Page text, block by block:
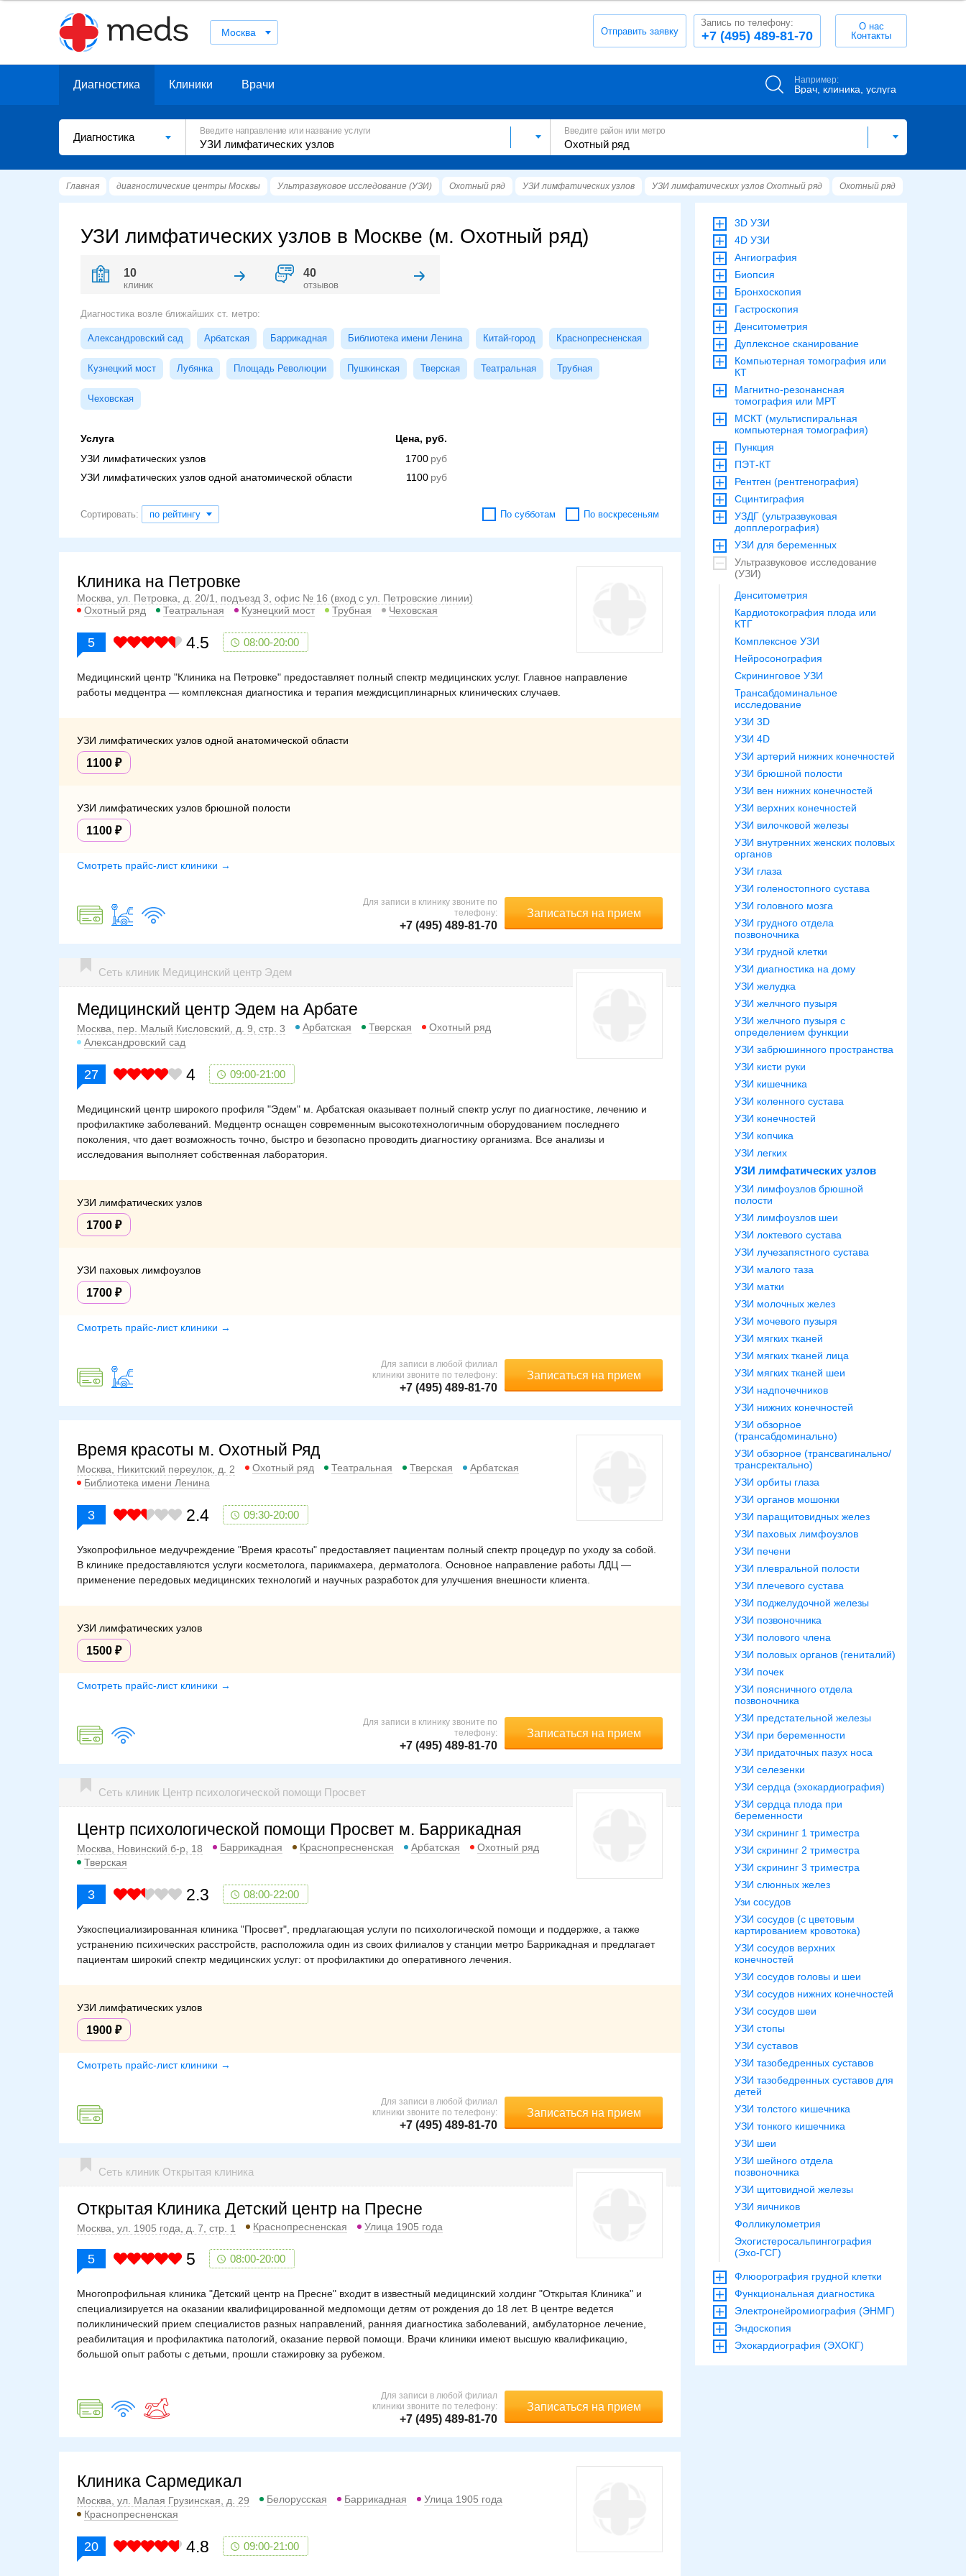
Москва Отправить заявку +7 (495) 489-81-70
Запись по телефону:
О нас
Контакты
Диагностика Клиники Врачи Например:
Врач, клиника, услуга
Диагностика
Введите направление или название услуги Введите район или метро
Главная диагностические центры Москвы Ультразвуковое исследование (УЗИ) Охотный ряд УЗИ лимфатических узлов УЗИ лимфатических узлов Охотный ряд Охотный ряд
УЗИ лимфатических узлов в Москве (м. Охотный ряд)
10
клиник
40
отзывов
Диагностика возле ближайших ст. метро:
Александровский сад Арбатская Баррикадная Библиотека имени Ленина Китай-город Краснопресненская
Кузнецкий мост Лубянка Площадь Революции Пушкинская Тверская Театральная Трубная
Чеховская
Услуга
Цена, руб.
УЗИ лимфатических узлов
1700
УЗИ лимфатических узлов одной анатомической области
1100
Сортировать: по рейтингу По субботам По воскресеньям
Клиника на Петровке
Москва, ул. Петровка, д. 20/1, подъезд 3, офис № 16 (вход с ул. Петровские линии)
Охотный ряд
Театральная Кузнецкий мост Трубная Чеховская
5 4.5 08:00-20:00
Медицинский центр "Клиника на Петровке" предоставляет полный спектр медицинских услуг. Главное направление
работы медцентра — комплексная диагностика и терапия междисциплинарных клинических случаев.
УЗИ лимфатических узлов одной анатомической области
1100
УЗИ лимфатических узлов брюшной полости
1100
Смотреть прайс-лист клиники →
Записаться на прием
Для записи в клинику звоните по
телефону:
+7 (495) 489-81-70
Сеть клиник Медицинский центр Эдем
Медицинский центр Эдем на Арбате
Москва, пер. Малый Кисловский, д. 9, стр. 3 Арбатская Тверская
Охотный ряд
Александровский сад
27 4 09:00-21:00
Медицинский центр широкого профиля "Эдем" м. Арбатская оказывает полный спектр услуг по диагностике, лечению и
профилактике заболеваний. Медцентр оснащен современным высокотехнологичным оборудованием последнего
поколения, что дает возможность точно, быстро и безопасно проводить диагностику организма. Все анализы и
исследования выполняет собственная лаборатория.
УЗИ лимфатических узлов
1700
УЗИ паховых лимфоузлов
1700
Смотреть прайс-лист клиники →
Записаться на прием
Для записи в любой филиал
клиники звоните по телефону:
+7 (495) 489-81-70
Время красоты м. Охотный Ряд
Москва, Никитский переулок, д. 2 Охотный ряд Театральная Тверская
Арбатская
Библиотека имени Ленина
3 2.4 09:30-20:00
Узкопрофильное медучреждение "Время красоты" предоставляет пациентам полный спектр процедур по уходу за собой.
В клинике предоставляются услуги косметолога, парикмахера, дерматолога. Основное направление работы ЛДЦ —
применение передовых медицинских технологий и научных разработок для улучшения внешности клиента.
УЗИ лимфатических узлов
1500
Смотреть прайс-лист клиники →
Записаться на прием
Для записи в клинику звоните по
телефону:
+7 (495) 489-81-70
Сеть клиник Центр психологической помощи Просвет
Центр психологической помощи Просвет м. Баррикадная
Москва, Новинский б-р, 18 Баррикадная Краснопресненская Арбатская
Охотный ряд
Тверская
3 2.3 08:00-22:00
Узкоспециализированная клиника "Просвет", предлагающая услуги по психологической помощи и поддержке, а также
устранению психических расстройств, расположила один из своих филиалов у станции метро Баррикадная и предлагает
пациентам широкий спектр медицинских услуг: от профилактики до оперативного лечения.
УЗИ лимфатических узлов
1900
Смотреть прайс-лист клиники →
Записаться на прием
Для записи в любой филиал
клиники звоните по телефону:
+7 (495) 489-81-70
Сеть клиник Открытая клиника
Открытая Клиника Детский центр на Пресне
Москва, ул. 1905 года, д. 7, стр. 1 Краснопресненская Улица 1905 года
5 5 08:00-20:00
Многопрофильная клиника "Детский центр на Пресне" входит в известный медицинский холдинг "Открытая Клиника" и
специализируется на оказании квалифицированной медпомощи детям от рождения до 18 лет. В центре ведется
поликлинический прием специалистов разных направлений, ранняя диагностика заболеваний, амбулаторное лечение,
реабилитация и профилактика патологий, оказание первой помощи. Врачи клиники имеют высшую квалификацию,
большой опыт работы с детьми, прошли стажировку за рубежом.
Записаться на прием
Для записи в любой филиал
клиники звоните по телефону:
+7 (495) 489-81-70
Клиника Сармедикал
Москва, ул. Малая Грузинская, д. 29 Белорусская Баррикадная
Улица 1905 года
Краснопресненская
20 4.8 09:00-21:00
3D УЗИ
4D УЗИ
Ангиография
Биопсия
Бронхоскопия
Гастроскопия
Денситометрия
Дуплексное сканирование
Компьютерная томография или
КТ
Магнитно-резонансная
томография или МРТ
МСКТ (мультиспиральная
компьютерная томография)
Пункция
ПЭТ-КТ
Рентген (рентгенография)
Сцинтиграфия
УЗДГ (ультразвуковая
допплерография)
УЗИ для беременных
Ультразвуковое исследование
(УЗИ)
Денситометрия
Кардиотокография плода или
КТГ
Комплексное УЗИ
Нейросонография
Скрининговое УЗИ
Трансабдоминальное
исследование
УЗИ 3D
УЗИ 4D
УЗИ артерий нижних конечностей
УЗИ брюшной полости
УЗИ вен нижних конечностей
УЗИ верхних конечностей
УЗИ вилочковой железы
УЗИ внутренних женских половых
органов
УЗИ глаза
УЗИ голеностопного сустава
УЗИ головного мозга
УЗИ грудного отдела
позвоночника
УЗИ грудной клетки
УЗИ диагностика на дому
УЗИ желудка
УЗИ желчного пузыря
УЗИ желчного пузыря с
определением функции
УЗИ забрюшинного пространства
УЗИ кисти руки
УЗИ кишечника
УЗИ коленного сустава
УЗИ конечностей
УЗИ копчика
УЗИ легких
УЗИ лимфатических узлов
УЗИ лимфоузлов брюшной
полости
УЗИ лимфоузлов шеи
УЗИ локтевого сустава
УЗИ лучезапястного сустава
УЗИ малого таза
УЗИ матки
УЗИ молочных желез
УЗИ мочевого пузыря
УЗИ мягких тканей
УЗИ мягких тканей лица
УЗИ мягких тканей шеи
УЗИ надпочечников
УЗИ нижних конечностей
УЗИ обзорное
(трансабдоминально)
УЗИ обзорное (трансвагинально/
трансректально)
УЗИ орбиты глаза
УЗИ органов мошонки
УЗИ паращитовидных желез
УЗИ паховых лимфоузлов
УЗИ печени
УЗИ плевральной полости
УЗИ плечевого сустава
УЗИ поджелудочной железы
УЗИ позвоночника
УЗИ полового члена
УЗИ половых органов (гениталий)
УЗИ почек
УЗИ поясничного отдела
позвоночника
УЗИ предстательной железы
УЗИ при беременности
УЗИ придаточных пазух носа
УЗИ селезенки
УЗИ сердца (эхокардиография)
УЗИ сердца плода при
беременности
УЗИ скрининг 1 триместра
УЗИ скрининг 2 триместра
УЗИ скрининг 3 триместра
УЗИ слюнных желез
Узи сосудов
УЗИ сосудов (с цветовым
картированием кровотока)
УЗИ сосудов верхних
конечностей
УЗИ сосудов головы и шеи
УЗИ сосудов нижних конечностей
УЗИ сосудов шеи
УЗИ стопы
УЗИ суставов
УЗИ тазобедренных суставов
УЗИ тазобедренных суставов для
детей
УЗИ толстого кишечника
УЗИ тонкого кишечника
УЗИ шеи
УЗИ шейного отдела
позвоночника
УЗИ щитовидной железы
УЗИ яичников
Фолликулометрия
Эхогистеросальпингография
(Эхо-ГСГ)
Флюорография грудной клетки
Функциональная диагностика
Электронейромиография (ЭНМГ)
Эндоскопия
Эхокардиография (ЭХОКГ)